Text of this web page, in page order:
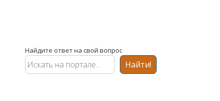
Найдите ответ на свой вопрос
Найти!